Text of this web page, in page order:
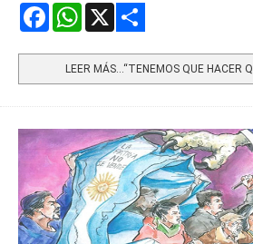
FacebookWhatsApp
LEER MÁS…“TENEMOS QUE HACER